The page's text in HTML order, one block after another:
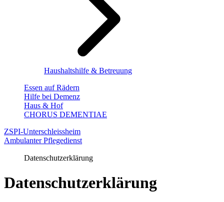
Haushaltshilfe & Betreuung
Essen auf Rädern
Hilfe bei Demenz
Haus & Hof
CHORUS DEMENTIAE
ZSPI-Unterschleissheim
Ambulanter Pflegedienst
Datenschutzerklärung
Datenschutz­erklärung